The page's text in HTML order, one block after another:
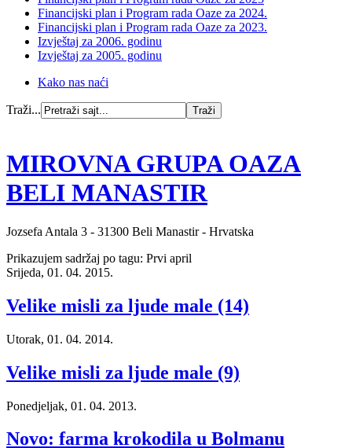
Financijski plan i Program rada Oaze za 2024.
Financijski plan i Program rada Oaze za 2023.
Izvještaj za 2006. godinu
Izvještaj za 2005. godinu
Kako nas naći
Traži...
MIROVNA GRUPA OAZA
BELI MANASTIR
Jozsefa Antala 3 - 31300 Beli Manastir - Hrvatska
Prikazujem sadržaj po tagu: Prvi april
Srijeda, 01. 04. 2015.
Velike misli za ljude male (14)
Utorak, 01. 04. 2014.
Velike misli za ljude male (9)
Ponedjeljak, 01. 04. 2013.
Novo: farma krokodila u Bolmanu